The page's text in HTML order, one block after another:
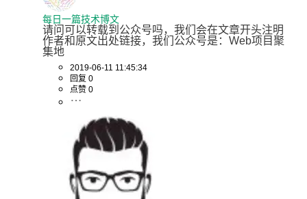
每日一篇技术博文
请问可以转载到公众号吗，我们会在文章开头注明
作者和原文出处链接，我们公众号是：Web项目聚
集地
2019-06-11 11:45:34
回复 0
点赞 0